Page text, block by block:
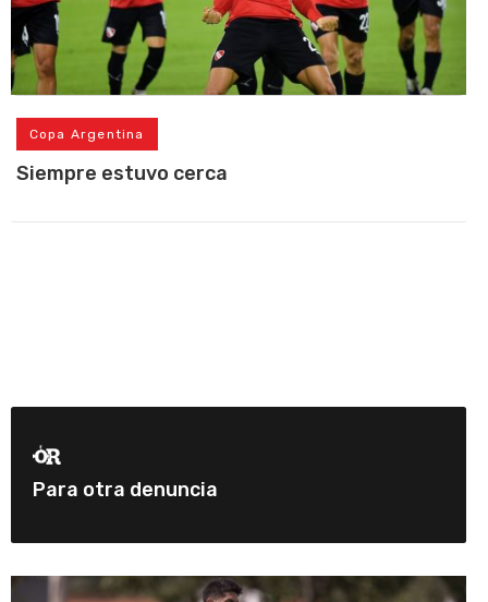
Copa Argentina
Siempre estuvo cerca
Para otra denuncia